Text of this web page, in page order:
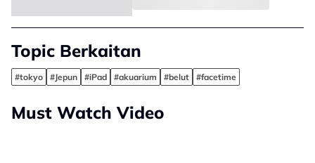
Topic Berkaitan
#tokyo #Jepun #iPad #akuarium #belut #facetime
Must Watch Video